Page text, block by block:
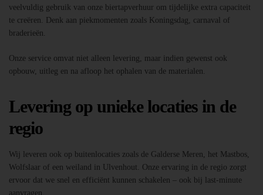
veelvuldig gebruik van onze biertapverhuur om tijdelijke extra capaciteit
te creëren. Denk aan piekmomenten zoals Koningsdag, carnaval of
braderieën.
Onze service omvat niet alleen levering, maar indien gewenst ook
opbouw, uitleg en na afloop het ophalen van de materialen.
Levering op unieke locaties in de
regio
Wij leveren ook op buitenlocaties zoals de Galderse Meren, het Mastbos,
Wolfslaar of een weiland in Ulvenhout. Onze ervaring in de regio zorgt
ervoor dat we snel en efficiënt kunnen schakelen – ook bij last-minute
aanvragen.